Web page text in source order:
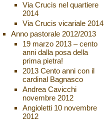
Via Crucis nel quartiere
2014
Via Crucis vicariale 2014
Anno pastorale 2012/2013
19 marzo 2013 – cento
anni dalla posa della
prima pietra!
2013 Cento anni con il
cardinal Bagnasco
Andrea Cavicchi
novembre 2012
Angioletti 10 novembre
2012